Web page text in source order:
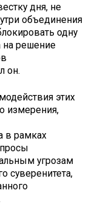
дня, не
объединения
одну
на решение
он.
этих
измерения,
в рамках
угрозам
суверенитета,